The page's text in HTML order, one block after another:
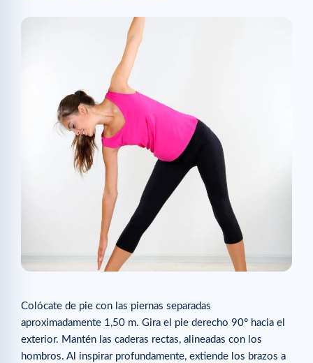
Colócate de pie con las piernas separadas
aproximadamente 1,50 m. Gira el pie derecho 90° hacia el
exterior. Mantén las caderas rectas, alineadas con los
hombros. Al inspirar profundamente, extiende los brazos a